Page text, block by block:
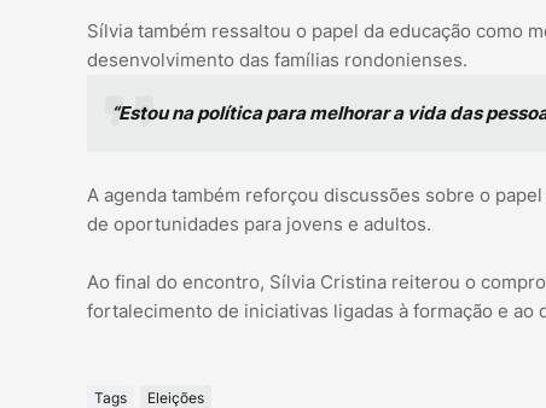
Sílvia também ressaltou o papel da educação como
desenvolvimento das famílias rondonienses.
“Estou na política para melhorar a vida das
A agenda também reforçou discussões sobre o
de oportunidades para jovens e adultos.
Ao final do encontro, Sílvia Cristina reiterou o
fortalecimento de iniciativas ligadas à formação e ao
Tags Eleições